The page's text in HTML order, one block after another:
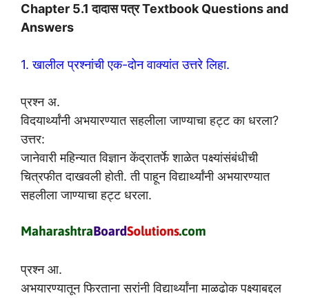
Chapter 5.1 दादास पत्र Textbook Questions and
Answers
1. खालील प्रश्नांची एक-दोन वाक्यांत उत्तरे लिहा.
प्रश्न अ.
विदयार्थ्यांनी अभयारण्यात सहलीला जाण्याचा हट्ट का धरला?
उत्तर:
जानेवारी महिन्यात विज्ञान केंद्रातर्फे शाळेत पक्ष्यांसंबंधीची
चित्रफीत दाखवली होती. ती पाहून विद्यार्थ्यांनी अभयारण्यात
सहलीला जाण्याचा हट्ट धरला.
प्रश्न आ.
अभयारण्यातून फिरताना सरांनी विद्यार्थ्यांना माळढोक पक्ष्याबद्दल